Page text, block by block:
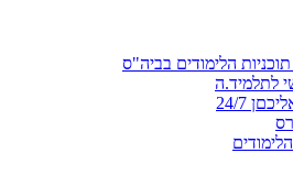
תוכניות הלימודים בביה"ס
לתלמיד.ה
24/7